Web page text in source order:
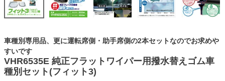
車種別専用品、更に運転席側・助手席側の2本セットなのでお求めや
すいです
VHR6535E 純正フラットワイパー用撥水替えゴム車
種別セット(フィット3)